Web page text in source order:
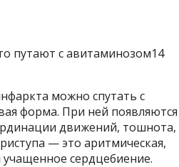
путают с авитаминозом14
можно спутать с
форма. При ней появляются
движений, тошнота,
— это аритмическая,
сердцебиение.